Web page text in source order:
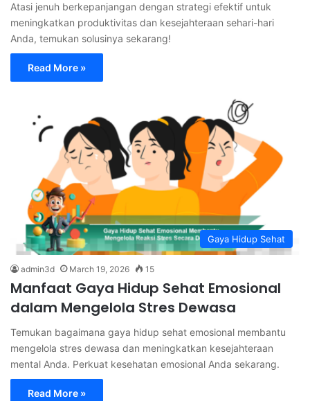
Atasi jenuh berkepanjangan dengan strategi efektif untuk
meningkatkan produktivitas dan kesejahteraan sehari-hari
Anda, temukan solusinya sekarang!
Read More »
Gaya Hidup Sehat
admin3d March 19, 2026 15
Manfaat Gaya Hidup Sehat Emosional
dalam Mengelola Stres Dewasa
Temukan bagaimana gaya hidup sehat emosional membantu
mengelola stres dewasa dan meningkatkan kesejahteraan
mental Anda. Perkuat kesehatan emosional Anda sekarang.
Read More »